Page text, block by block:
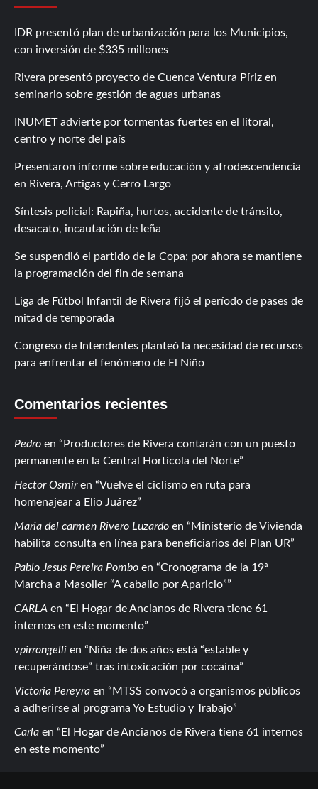
IDR presentó plan de urbanización para los Municipios,
con inversión de $335 millones
Rivera presentó proyecto de Cuenca Ventura Píriz en
seminario sobre gestión de aguas urbanas
INUMET advierte por tormentas fuertes en el litoral,
centro y norte del país
Presentaron informe sobre educación y afrodescendencia
en Rivera, Artigas y Cerro Largo
Síntesis policial: Rapiña, hurtos, accidente de tránsito,
desacato, incautación de leña
Se suspendió el partido de la Copa; por ahora se mantiene
la programación del fin de semana
Liga de Fútbol Infantil de Rivera fijó el período de pases de
mitad de temporada
Congreso de Intendentes planteó la necesidad de recursos
para enfrentar el fenómeno de El Niño
Comentarios recientes
Pedro en
Productores de Rivera contarán con un puesto
permanente en la Central Hortícola del Norte
Hector Osmiren
Vuelve el ciclismo en ruta para
homenajear a Elio Juárez
Maria del carmen Rivero Luzardo en
Ministerio de Vivienda
habilita consulta en línea para beneficiarios del Plan UR
Pablo Jesus Pereira Pombo en
Cronograma de la 19ª
Marcha a Masoller “A caballo por Aparicio”
CARLA en
El Hogar de Ancianos de Rivera tiene 61
internos en este momento
vpirrongelli en
Niña de dos años está “estable y
recuperándose” tras intoxicación por cocaína
Victoria Pereyra en
MTSS convocó a organismos públicos
a adherirse al programa Yo Estudio y Trabajo
Carla en
El Hogar de Ancianos de Rivera tiene 61 internos
en este momento